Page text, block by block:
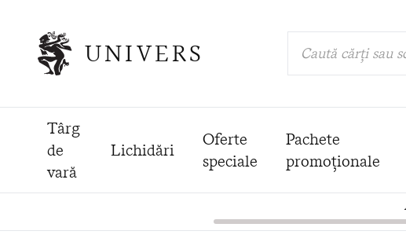
UNIVERS Caută cărți sau
Târg
de
vară
Lichidări
Oferte
speciale
Pachete
promoționale